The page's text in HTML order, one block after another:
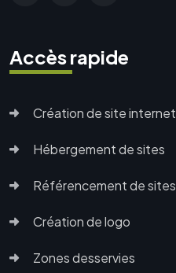
Accès rapide
Création de site internet
Hébergement de sites
Référencement de sites
Création de logo
Zones desservies